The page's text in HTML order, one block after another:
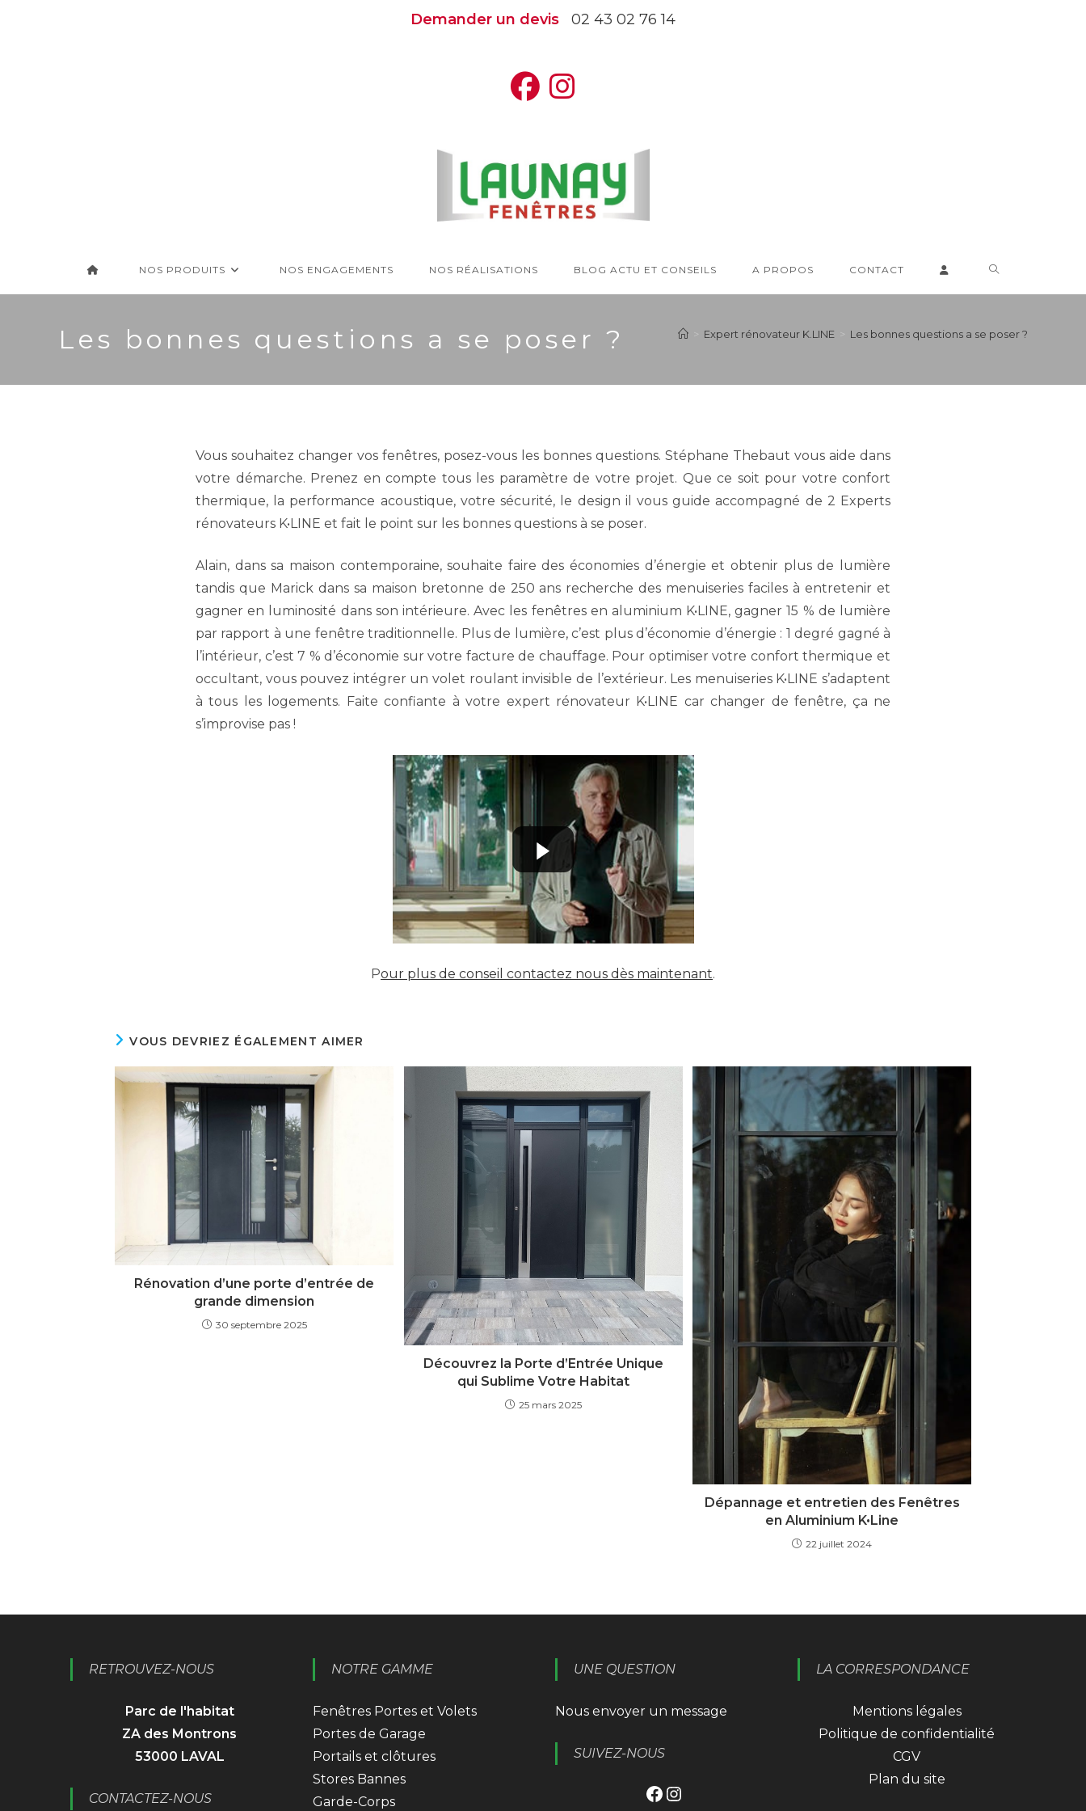
Demander un devis 02 43 02 76 14
NOS PRODUITS NOS ENGAGEMENTS NOS RÉALISATIONS BLOG ACTU ET CONSEILS A PROPOS CONTACT TOGGLE
Les bonnes questions a se poser ? > Expert rénovateur K.LINE > Les bonnes questions a se poser ?
Vous souhaitez changer vos fenêtres, posez-vous les bonnes questions. Stéphane Thebaut vous aide dans
votre démarche. Prenez en compte tous les paramètre de votre projet. Que ce soit pour votre confort
thermique, la performance acoustique, votre sécurité, le design il vous guide accompagné de 2 Experts
rénovateurs K•LINE et fait le point sur les bonnes questions à se poser.
Alain, dans sa maison contemporaine, souhaite faire des économies d’énergie et obtenir plus de lumière
tandis que Marick dans sa maison bretonne de 250 ans recherche des menuiseries faciles à entretenir et
gagner en luminosité dans son intérieure. Avec les fenêtres en aluminium K•LINE, gagner 15 % de lumière
par rapport à une fenêtre traditionnelle. Plus de lumière, c’est plus d’économie d’énergie : 1 degré gagné à
l’intérieur, c’est 7 % d’économie sur votre facture de chauffage. Pour optimiser votre confort thermique et
occultant, vous pouvez intégrer un volet roulant invisible de l’extérieur. Les menuiseries K•LINE s’adaptent
à tous les logements. Faite confiante à votre expert rénovateur K•LINE car changer de fenêtre, ça ne
s’improvise pas !
Pour plus de conseil contactez nous dès maintenant.
VOUS DEVRIEZ ÉGALEMENT AIMER
Rénovation d’une porte d’entrée de
grande dimension
30 septembre 2025
Découvrez la Porte d’Entrée Unique
qui Sublime Votre Habitat
25 mars 2025
Dépannage et entretien des Fenêtres
en Aluminium K•Line
22 juillet 2024
RETROUVEZ-NOUS
Parc de l'habitat
ZA des Montrons
53000 LAVAL
CONTACTEZ-NOUS
NOTRE GAMME
Fenêtres Portes et Volets
Portes de Garage
Portails et clôtures
Stores Bannes
Garde-Corps
UNE QUESTION
Nous envoyer un message
SUIVEZ-NOUS
Facebook
Instagram
LA CORRESPONDANCE
Mentions légales
Politique de confidentialité
CGV
Plan du site